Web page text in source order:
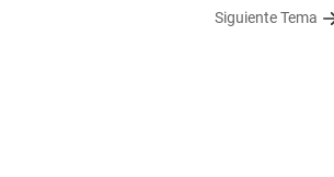
Siguiente Tema